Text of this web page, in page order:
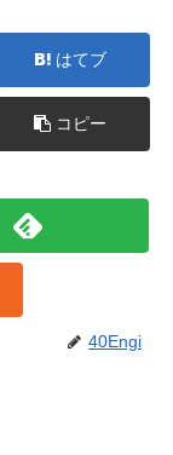
はてブ
コピー
40Engi